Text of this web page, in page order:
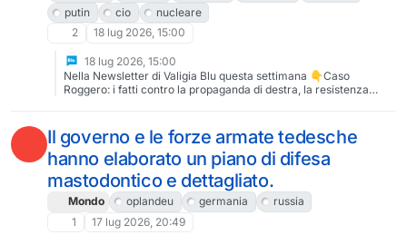
putin
cio
nucleare
2
18 lug 2026, 15:00
18 lug 2026, 15:00
Nella Newsletter di Valigia Blu questa settimana 👇Caso
Roggero: i fatti contro la propaganda di destra, la resistenza
iscriversi alla Newsletter settimanale di Valigia Blu qui👇
https://www.valigiablu.it/iscriviti-alla-newsletter/#roggero
#russia #ucraina #fedorov #crimea #putin #cio #nucleare
Il governo e le forze armate tedesche
hanno elaborato un piano di difesa
mastodontico e dettagliato.
Mondo oplandeu germania
russia
1
17 lug 2026, 20:49